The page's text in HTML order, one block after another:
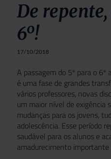
De
6º!
17/10/2018
A passagem do 5º para o
é uma fase de grandes
vários professores, novas
um maior nível de exigência
mudanças para os jovens,
adolescência. Esse período
saudável para os alunos e
amadurecimento importante